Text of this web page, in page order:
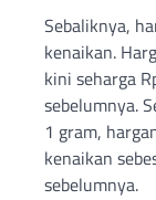
Sebaliknya,
kenaikan.
kini seharga
sebelumnya.
1 gram,
kenaikan
sebelumnya.